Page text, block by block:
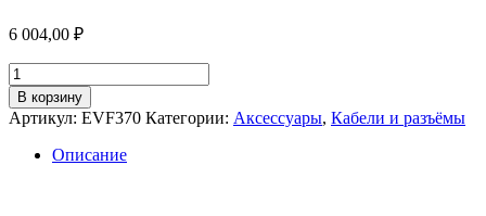
6 004,00 ₽
Количество
товара
Соединительный
кабель
evf370
В корзину
Артикул: EVF370 Категории: Аксессуары, Кабели и разъёмы
Описание